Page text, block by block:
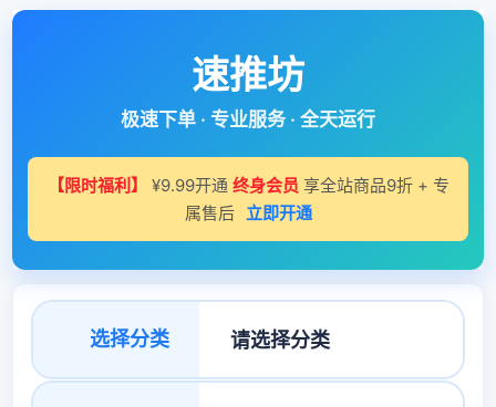
速推坊
极速下单 · 专业服务 · 全天运行
【限时福利】 ¥9.99开通 终身会员 享全站商品9折 + 专
属售后 立即开通
选择分类